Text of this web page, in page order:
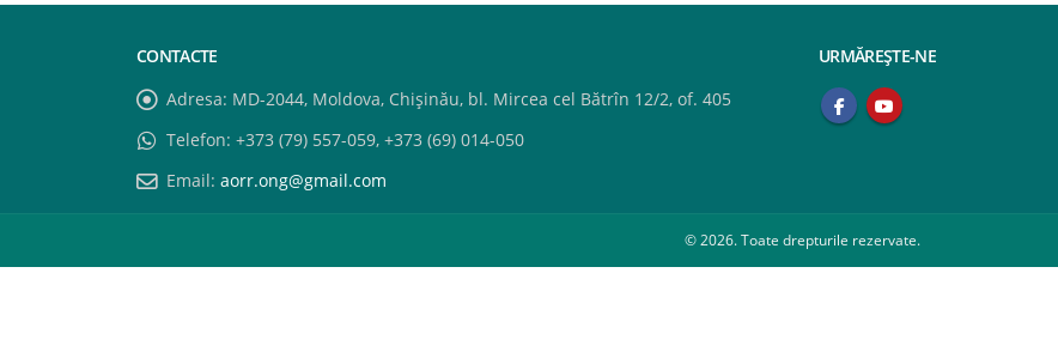
CONTACTE
Adresa: MD-2044, Moldova, Chișinău, bl. Mircea cel Bătrîn 12/2, of. 405
Telefon: +373 (79) 557-059, +373 (69) 014-050
Email: aorr.ong@gmail.com
URMĂREȘTE-NE
© 2026. Toate drepturile rezervate.